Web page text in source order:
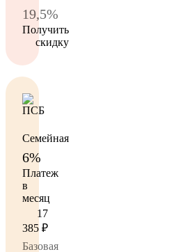
19,5%
Получить
скидку
Семейная
6%
Платеж
в
месяц
17
385 ₽
Базовая